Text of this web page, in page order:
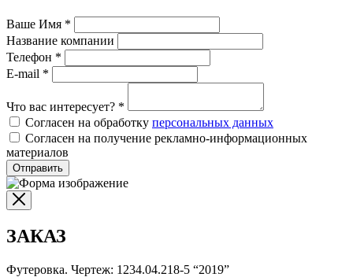
Ваше Имя *
Название компании
Телефон *
E-mail *
Что вас интересует? *
Согласен на обработку персональных данных
Согласен на получение рекламно-информационных
материалов
Отправить
ЗАКАЗ
Футеровка. Чертеж: 1234.04.218-5 “2019”